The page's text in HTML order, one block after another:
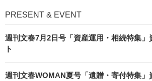
PRESENT & EVENT
週刊文春7月2日号「資産運用・相続特集」
ト
週刊文春WOMAN夏号「遺贈・寄付特集」